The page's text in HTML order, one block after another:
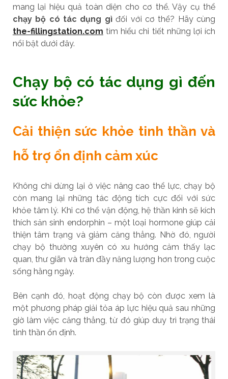
mang lại hiệu quả toàn diện cho cơ thể. Vậy cụ thể
chạy bộ có tác dụng gìđối với cơ thể? Hãy cùng
the-fillingstation.com tìm hiểu chi tiết những lợi ích
nổi bật dưới đây.
Chạy bộ có tác dụng gì đến
sức khỏe?
Cải thiện sức khỏe tinh thần và
hỗ trợ ổn định cảm xúc
Không chỉ dừng lại ở việc nâng cao thể lực, chạy bộ
còn mang lại những tác động tích cực đối với sức
khỏe tâm lý. Khi cơ thể vận động, hệ thần kinh sẽ kích
thích sản sinh endorphin – một loại hormone giúp cải
thiện tâm trạng và giảm căng thẳng. Nhờ đó, người
chạy bộ thường xuyên có xu hướng cảm thấy lạc
quan, thư giãn và tràn đầy năng lượng hơn trong cuộc
sống hằng ngày.
Bên cạnh đó, hoạt động chạy bộ còn được xem là
một phương pháp giải tỏa áp lực hiệu quả sau những
giờ làm việc căng thẳng, từ đó giúp duy trì trạng thái
tinh thần ổn định.